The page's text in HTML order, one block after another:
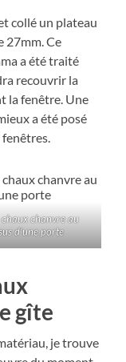
collé un plateau
27mm. Ce
a été traité
recouvrir la
la fenêtre. Une
a été posé
fenêtres.
chanvre au
d’une porte
gîte
je trouve